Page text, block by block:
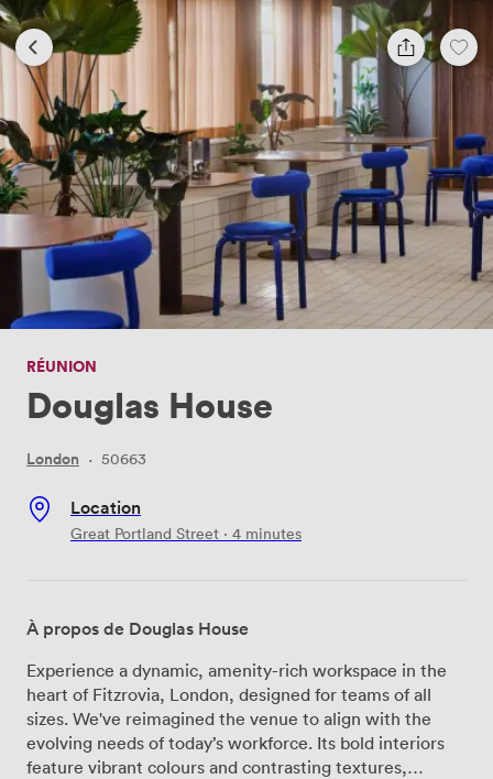
RÉUNION
Douglas House
London · 50663
Location
Great Portland Street · 4 minutes
À propos de Douglas House
Experience a dynamic, amenity-rich workspace in the
heart of Fitzrovia, London, designed for teams of all
sizes. We've reimagined the venue to align with the
evolving needs of today’s workforce. Its bold interiors
feature vibrant colours and contrasting textures,